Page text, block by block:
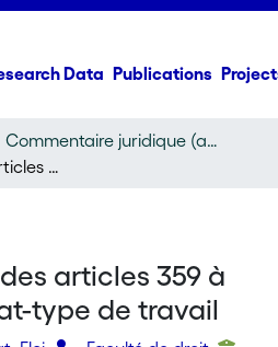
Data Publications
Commentaire juridique (annotation)
Commentaire des articles 359 à 360f, Du contrat-type de travail
articles 359 à
type de travail